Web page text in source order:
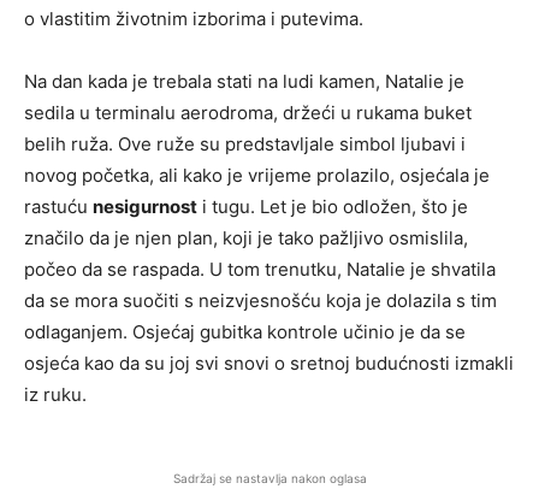
o vlastitim životnim izborima i putevima.
Na dan kada je trebala stati na ludi kamen, Natalie je
sedila u terminalu aerodroma, držeći u rukama buket
belih ruža. Ove ruže su predstavljale simbol ljubavi i
novog početka, ali kako je vrijeme prolazilo, osjećala je
rastuću nesigurnost i tugu. Let je bio odložen, što je
značilo da je njen plan, koji je tako pažljivo osmislila,
počeo da se raspada. U tom trenutku, Natalie je shvatila
da se mora suočiti s neizvjesnošću koja je dolazila s tim
odlaganjem. Osjećaj gubitka kontrole učinio je da se
osjeća kao da su joj svi snovi o sretnoj budućnosti izmakli
iz ruku.
Sadržaj se nastavlja nakon oglasa